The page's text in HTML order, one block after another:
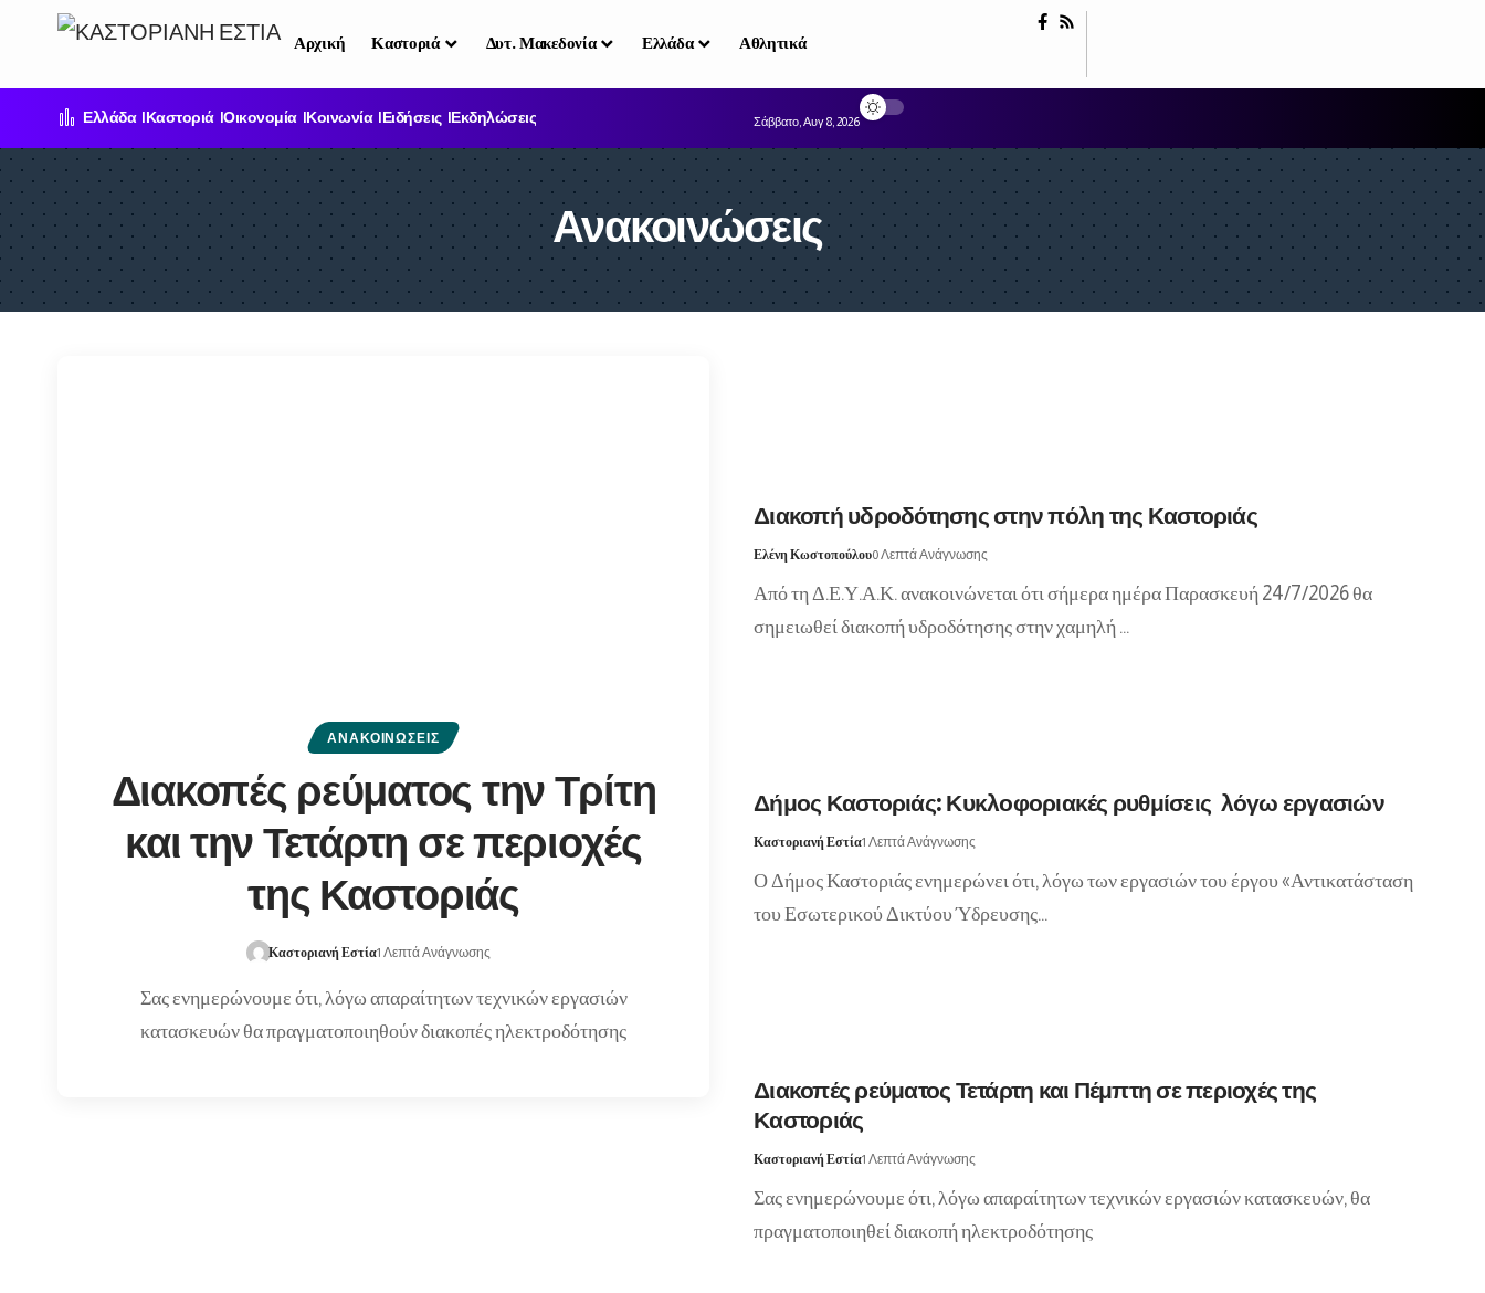
Αρχική Καστοριά Δυτ. Μακεδονία Ελλάδα Αθλητικά
Ελλάδα Καστοριά Οικονομία Κοινωνία Ειδήσεις Εκδηλώσεις Σάββατο, Αυγ 8, 2026
Ανακοινώσεις
ΑΝΑΚΟΙΝΏΣΕΙΣ
Διακοπές ρεύματος την Τρίτη
και την Τετάρτη σε περιοχές
της Καστοριάς
Καστοριανή Εστία1 Λεπτά Ανάγνωσης
Σας ενημερώνουμε ότι, λόγω απαραίτητων τεχνικών εργασιών
κατασκευών θα πραγματοποιηθούν διακοπές ηλεκτροδότησης
Διακοπή υδροδότησης στην πόλη της Καστοριάς
Ελένη Κωστοπούλου0 Λεπτά Ανάγνωσης
Από τη Δ.Ε.Υ.Α.Κ. ανακοινώνεται ότι σήμερα ημέρα Παρασκευή 24/7/2026 θα
σημειωθεί διακοπή υδροδότησης στην χαμηλή …
Δήμος Καστοριάς: Κυκλοφοριακές ρυθμίσεις λόγω εργασιών
Καστοριανή Εστία1 Λεπτά Ανάγνωσης
Ο Δήμος Καστοριάς ενημερώνει ότι, λόγω των εργασιών του έργου «Αντικατάσταση
του Εσωτερικού Δικτύου Ύδρευσης…
Διακοπές ρεύματος Τετάρτη και Πέμπτη σε περιοχές της
Καστοριάς
Καστοριανή Εστία1 Λεπτά Ανάγνωσης
Σας ενημερώνουμε ότι, λόγω απαραίτητων τεχνικών εργασιών κατασκευών, θα
πραγματοποιηθεί διακοπή ηλεκτροδότησης